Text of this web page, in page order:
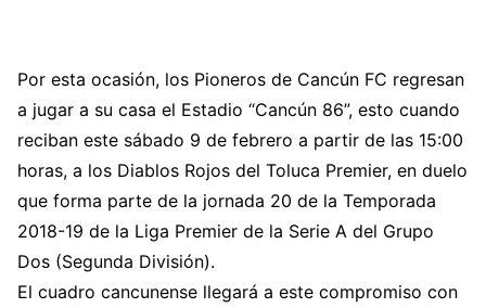
Por esta ocasión, los Pioneros de Cancún FC regresan
a jugar a su casa el Estadio “Cancún 86”, esto cuando
reciban este sábado 9 de febrero a partir de las 15:00
horas, a los Diablos Rojos del Toluca Premier, en duelo
que forma parte de la jornada 20 de la Temporada
2018-19 de la Liga Premier de la Serie A del Grupo
Dos (Segunda División).
El cuadro cancunense llegará a este compromiso con